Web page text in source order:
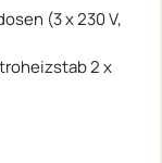
(3 x 230 V,
2 x